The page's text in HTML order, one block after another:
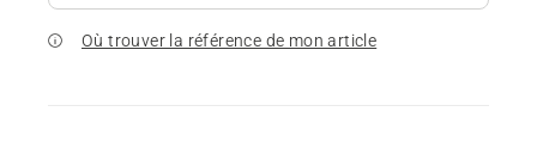
Où trouver la référence de mon article